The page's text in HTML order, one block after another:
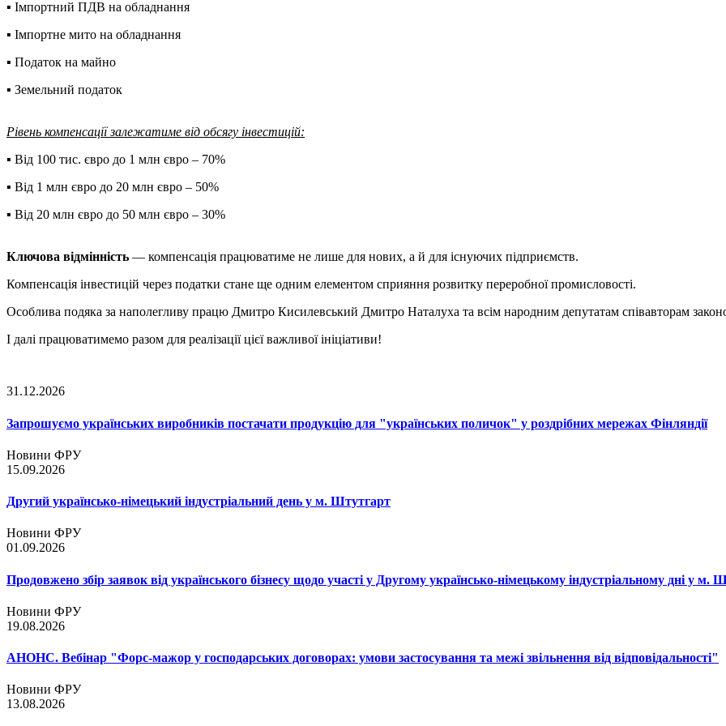
▪️ Імпортний ПДВ на обладнання
▪️ Імпортне мито на обладнання
▪️ Податок на майно
▪️ Земельний податок
Рівень компенсації залежатиме від обсягу інвестицій:
▪️ Від 100 тис. євро до 1 млн євро – 70%
▪️ Від 1 млн євро до 20 млн євро – 50%
▪️ Від 20 млн євро до 50 млн євро – 30%
Ключова відмінність — компенсація працюватиме не лише для нових, а й для існуючих підприємств.
Компенсація інвестицій через податки стане ще одним елементом сприяння розвитку переробної промисловості.
Особлива подяка за наполегливу працю Дмитро Кисилевський Дмитро Наталуха та всім народним депутатам співавторам
І далі працюватимемо разом для реалізації цієї важливої ініціативи!
31.12.2026
Запрошуємо українських виробників постачати продукцію для "українських поличок" у роздрібних мережах Фінляндії
Новини ФРУ
15.09.2026
Другий українсько-німецький індустріальний день у м. Штутгарт
Новини ФРУ
01.09.2026
Продовжено збір заявок від українського бізнесу щодо участі у Другому українсько-німецькому індустріальному дні у м.
Новини ФРУ
19.08.2026
АНОНС. Вебінар "Форс-мажор у господарських договорах: умови застосування та межі звільнення від відповідальності"
Новини ФРУ
13.08.2026